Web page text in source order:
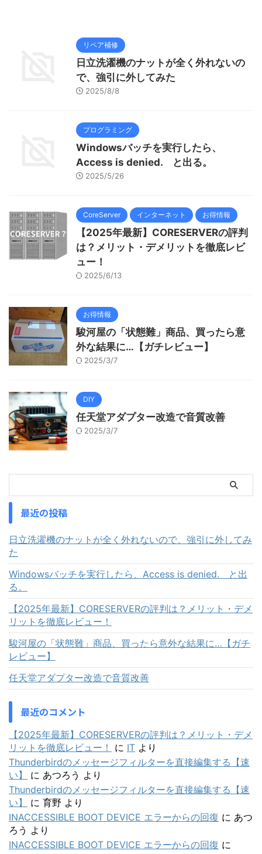
リペア補修
日立洗濯機のナットが全く外れないの
で、強引に外してみた
2025/8/8
プログラミング
Windowsバッチを実行したら、
Access is denied. と出る。
2025/5/26
CoreServer インターネット お得情報
【2025年最新】CORESERVERの評判
は？メリット・デメリットを徹底レビ
ュー！
2025/6/13
お得情報
駿河屋の「状態難」商品、買ったら意
外な結果に…【ガチレビュー】
2025/3/7
DIY
任天堂アダプター改造で音質改善
2025/3/7
最近の投稿
日立洗濯機のナットが全く外れないので、強引に外してみ
た
Windowsバッチを実行したら、Access is denied. と出
る。
【2025年最新】CORESERVERの評判は？メリット・デメ
リットを徹底レビュー！
駿河屋の「状態難」商品、買ったら意外な結果に…【ガチ
レビュー】
任天堂アダプター改造で音質改善
最近のコメント
【2025年最新】CORESERVERの評判は？メリット・デメ
リットを徹底レビュー！
に IT より
Thunderbirdのメッセージフィルターを直接編集する【速
い】
に あつろう より
Thunderbirdのメッセージフィルターを直接編集する【速
い】
に 育野 より
INACCESSIBLE BOOT DEVICE エラーからの回復 に あつ
ろう より
INACCESSIBLE BOOT DEVICE エラーからの回復 に